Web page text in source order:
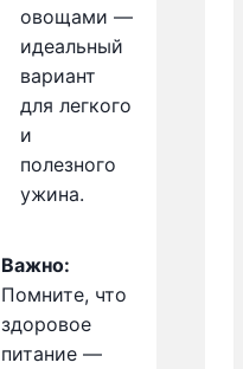
овощами —
идеальный
вариант
для легкого
и
полезного
ужина.
Важно:
Помните, что
здоровое
питание —